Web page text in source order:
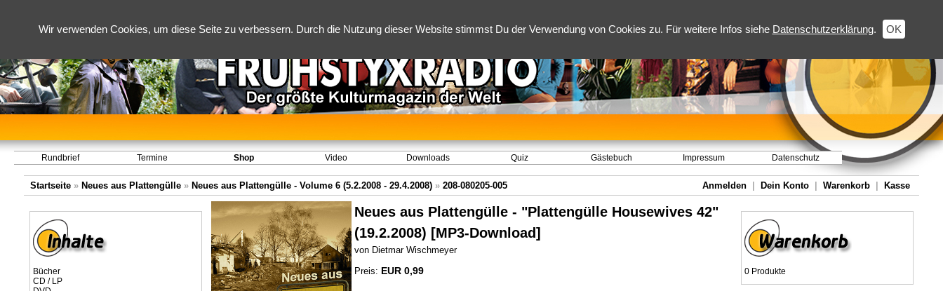
Wir verwenden Cookies, um diese Seite zu verbessern. Durch die Nutzung dieser Website stimmst Du der Verwendung von Cookies zu. Für weitere Infos siehe Datenschutzerklärung. OK
Rundbrief Termine Shop Video Downloads Quiz Gästebuch Impressum Datenschutz
Startseite » Neues aus Plattengülle » Neues aus Plattengülle - Volume 6 (5.2.2008 - 29.4.2008) » 208-080205-005 Anmelden Dein Konto Warenkorb Kasse
Bücher
CD / LP
Neues aus Plattengülle - "Plattengülle Housewives 42"
(19.2.2008) [MP3-Download]
von Dietmar Wischmeyer
Preis: EUR 0,99 0 Produkte